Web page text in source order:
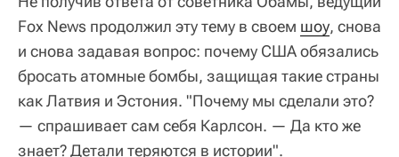
Fox News продолжил эту тему в своем шоу, снова
и снова задавая вопрос: почему США обязались
бросать атомные бомбы, защищая такие страны
как Латвия и Эстония. "Почему мы сделали это?
— спрашивает сам себя Карлсон. — Да кто же
знает? Детали теряются в истории".